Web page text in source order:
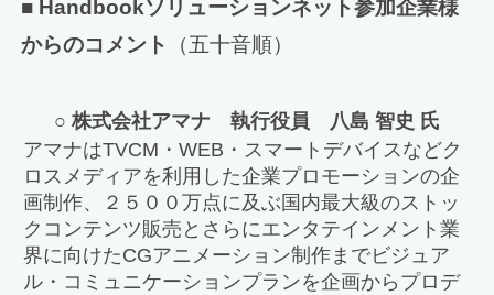
■ Handbookソリューションネット参加企業様
からのコメント
（五十音順）
○ 株式会社アマナ 執行役員 八島 智史 氏
アマナはTVCM・WEB・スマートデバイスなどク
ロスメディアを利用した企業プロモーションの企
画制作、２５００万点に及ぶ国内最大級のストッ
クコンテンツ販売とさらにエンタテインメント業
界に向けたCGアニメーション制作までビジュア
ル・コミュニケーションプランを企画からプロデ